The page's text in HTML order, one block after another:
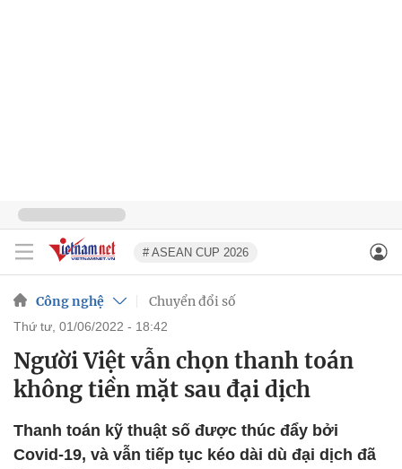
# ASEAN CUP 2026
Công nghệ Chuyển đổi số
thứ tư, 01/06/2022 - 18:42
Người Việt vẫn chọn thanh toán
không tiền mặt sau đại dịch
Thanh toán kỹ thuật số được thúc đẩy bởi
Covid-19, và vẫn tiếp tục kéo dài dù đại dịch đã